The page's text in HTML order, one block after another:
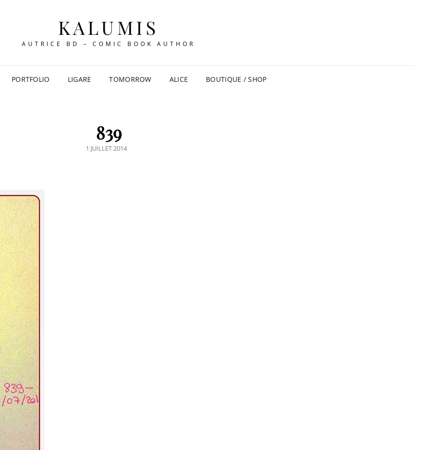
KALUMIS
AUTRICE BD – COMIC BOOK AUTHOR
PORTFOLIO LIGARE TOMORROW ALICE BOUTIQUE / SHOP
839
POSTED
1 JUILLET 2014